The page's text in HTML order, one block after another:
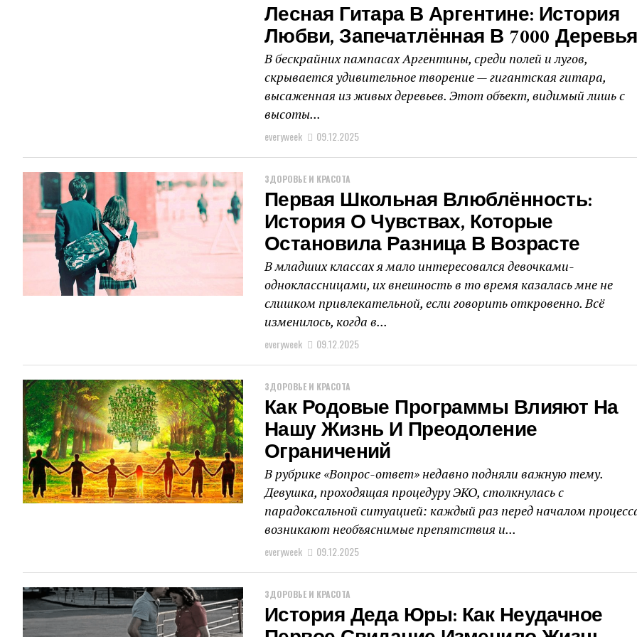
Лесная Гитара В Аргентине: История
Любви, Запечатлённая В 7000
В бескрайних пампасах Аргентины, среди полей и лугов,
скрывается удивительное творение — гигантская гитара,
высаженная из живых деревьев. Этот объект, видимый лишь с
высоты...
everyweek 09.12.2025
ЗДОРОВЬЕ И КРАСОТА
Первая Школьная Влюблённость:
История О Чувствах, Которые
Остановила Разница В Возрасте
В младших классах я мало интересовался девочками-
одноклассницами, их внешность в то время казалась мне не
слишком привлекательной, если говорить откровенно. Всё
изменилось, когда в...
everyweek 09.12.2025
ЗДОРОВЬЕ И КРАСОТА
Как Родовые Программы Влияют На
Нашу Жизнь И Преодоление
Ограничений
В рубрике «Вопрос-ответ» недавно подняли важную тему.
Девушка, проходящая процедуру ЭКО, столкнулась с
парадоксальной ситуацией: каждый раз перед началом
возникают необъяснимые препятствия и...
everyweek 09.12.2025
ЗДОРОВЬЕ И КРАСОТА
История Деда Юры: Как Неудачное